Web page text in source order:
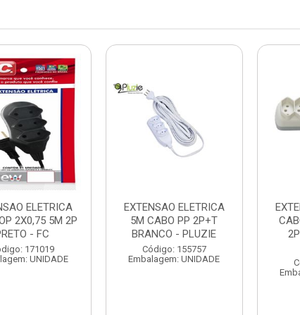
ELETRICA
2X0,75 5M 2P
- FC
171019
UNIDADE
EXTENSAO ELETRICA
5M CABO PP 2P+T
BRANCO - PLUZIE
Código: 155757
Embalagem: UNIDADE